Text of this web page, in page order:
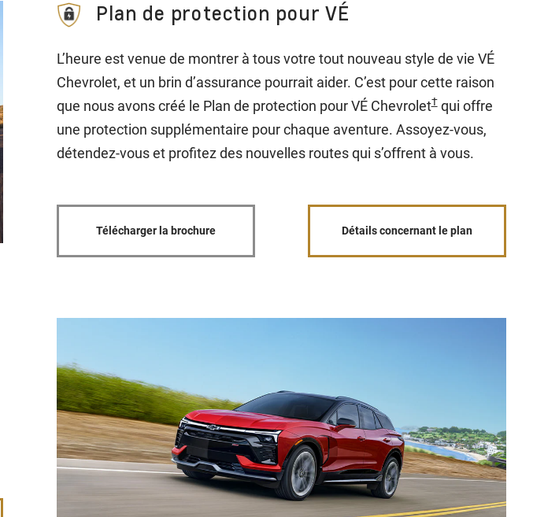
Plan de protection pour VÉ
L’heure est venue de montrer à tous votre tout nouveau style de vie VÉ
Chevrolet, et un brin d’assurance pourrait aider. C’est pour cette raison
que nous avons créé le Plan de protection pour VÉ Chevrolet†qui offre
une protection supplémentaire pour chaque aventure. Assoyez-vous,
détendez-vous et profitez des nouvelles routes qui s’offrent à vous.
Télécharger la brochure Détails concernant le plan